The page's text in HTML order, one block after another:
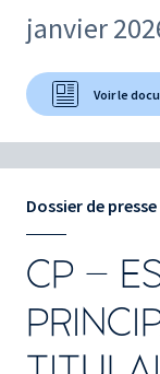
janvier
Voir le
Dossier de presse
CP –